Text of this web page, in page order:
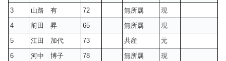
3
山路 有 72 無所属
現
4
前田 昇 65 無所属
現
5
江田 加代 73 共産
元
6
河中 博子 78 無所属
現